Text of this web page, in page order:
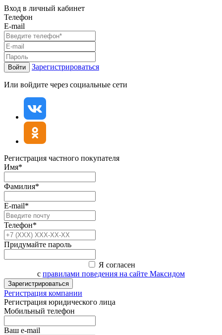
Вход в личный кабинет
Телефон
E-mail
Войти Зарегистрироваться
Или войдите через социальные сети
Регистрация частного покупателя
Имя*
Фамилия*
E-mail*
Телефон*
Придумайте пароль
Я согласен
с правилами поведения на сайте Максидом
Зарегистрироваться
Регистрация компании
Регистрация юридического лица
Мобильный телефон
Ваш e-mail